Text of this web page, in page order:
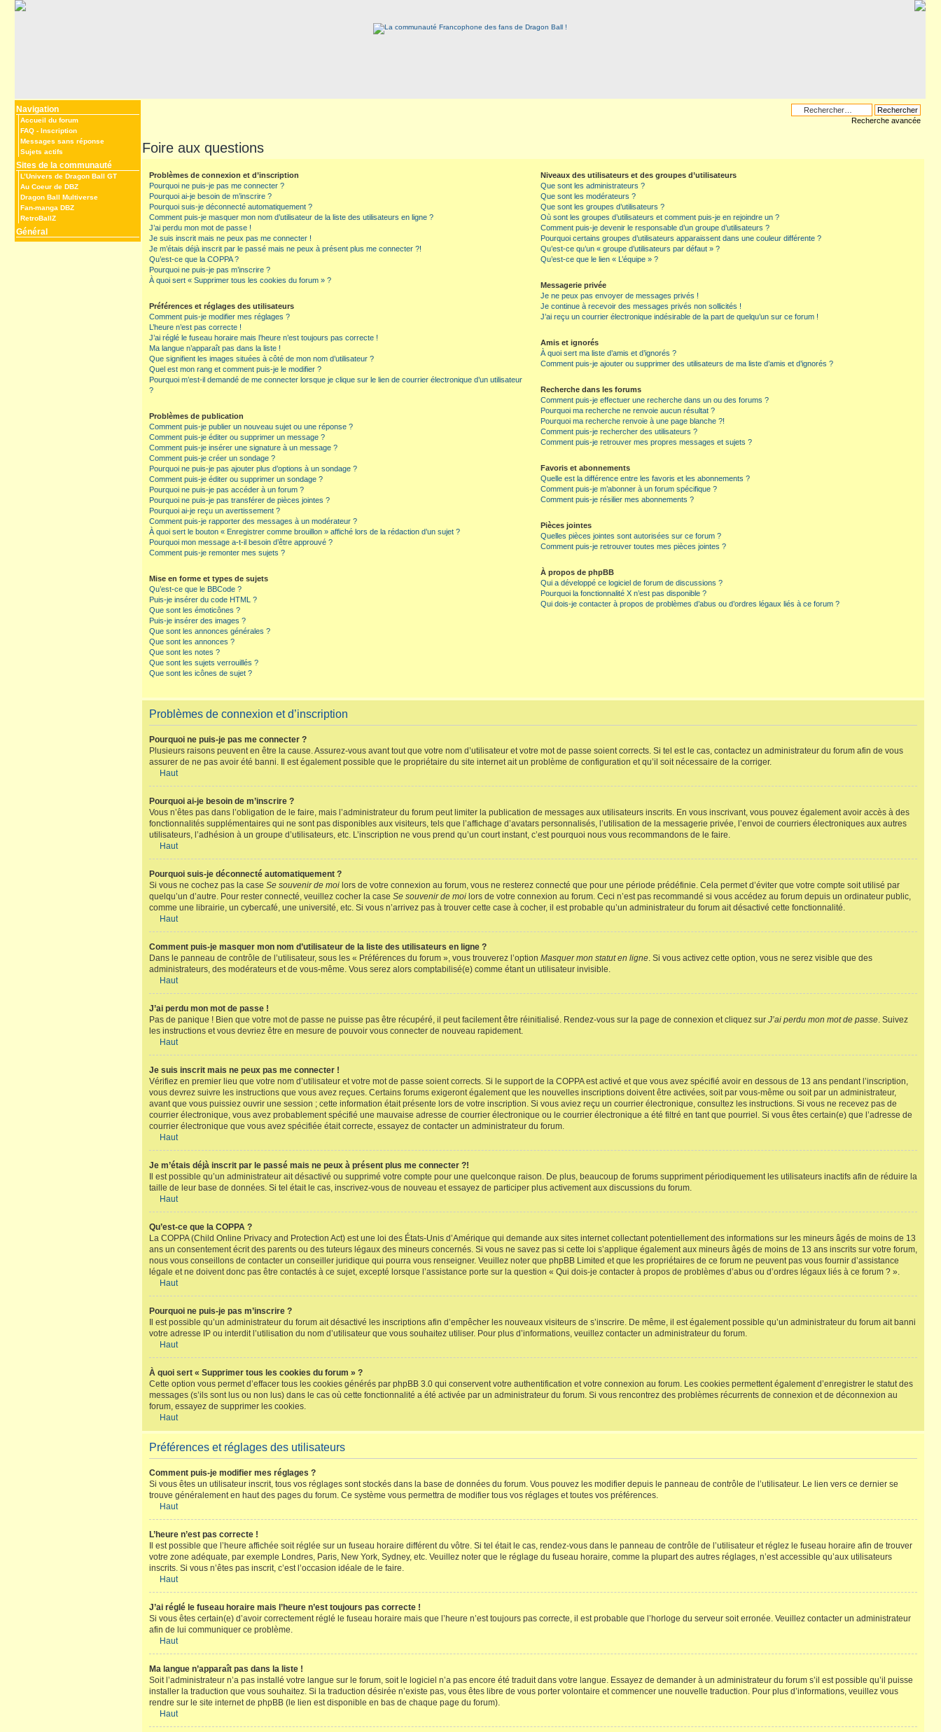
Navigation
Accueil du forum
FAQ - Inscription
Messages sans réponse
Sujets actifs
Sites de la communauté
L’Univers de Dragon Ball GT
Au Coeur de DBZ
Dragon Ball Multiverse
Fan-manga DBZ
RetroBallZ
Général
Recherche avancée
Foire aux questions
Problèmes de connexion et d’inscription
Pourquoi ne puis-je pas me connecter ?
Pourquoi ai-je besoin de m’inscrire ?
Pourquoi suis-je déconnecté automatiquement ?
Comment puis-je masquer mon nom d’utilisateur de la liste des utilisateurs en ligne ?
J’ai perdu mon mot de passe !
Je suis inscrit mais ne peux pas me connecter !
Je m’étais déjà inscrit par le passé mais ne peux à présent plus me connecter ?!
Qu’est-ce que la COPPA ?
Pourquoi ne puis-je pas m’inscrire ?
À quoi sert « Supprimer tous les cookies du forum » ?
Préférences et réglages des utilisateurs
Comment puis-je modifier mes réglages ?
L’heure n’est pas correcte !
J’ai réglé le fuseau horaire mais l’heure n’est toujours pas correcte !
Ma langue n’apparaît pas dans la liste !
Que signifient les images situées à côté de mon nom d’utilisateur ?
Quel est mon rang et comment puis-je le modifier ?
Pourquoi m’est-il demandé de me connecter lorsque je clique sur le lien de courrier électronique d’un utilisateur
?
Problèmes de publication
Comment puis-je publier un nouveau sujet ou une réponse ?
Comment puis-je éditer ou supprimer un message ?
Comment puis-je insérer une signature à un message ?
Comment puis-je créer un sondage ?
Pourquoi ne puis-je pas ajouter plus d’options à un sondage ?
Comment puis-je éditer ou supprimer un sondage ?
Pourquoi ne puis-je pas accéder à un forum ?
Pourquoi ne puis-je pas transférer de pièces jointes ?
Pourquoi ai-je reçu un avertissement ?
Comment puis-je rapporter des messages à un modérateur ?
À quoi sert le bouton « Enregistrer comme brouillon » affiché lors de la rédaction d’un sujet ?
Pourquoi mon message a-t-il besoin d’être approuvé ?
Comment puis-je remonter mes sujets ?
Mise en forme et types de sujets
Qu’est-ce que le BBCode ?
Puis-je insérer du code HTML ?
Que sont les émoticônes ?
Puis-je insérer des images ?
Que sont les annonces générales ?
Que sont les annonces ?
Que sont les notes ?
Que sont les sujets verrouillés ?
Que sont les icônes de sujet ?
Niveaux des utilisateurs et des groupes d’utilisateurs
Que sont les administrateurs ?
Que sont les modérateurs ?
Que sont les groupes d’utilisateurs ?
Où sont les groupes d’utilisateurs et comment puis-je en rejoindre un ?
Comment puis-je devenir le responsable d’un groupe d’utilisateurs ?
Pourquoi certains groupes d’utilisateurs apparaissent dans une couleur différente ?
Qu’est-ce qu’un « groupe d’utilisateurs par défaut » ?
Qu’est-ce que le lien « L’équipe » ?
Messagerie privée
Je ne peux pas envoyer de messages privés !
Je continue à recevoir des messages privés non sollicités !
J’ai reçu un courrier électronique indésirable de la part de quelqu’un sur ce forum !
Amis et ignorés
À quoi sert ma liste d’amis et d’ignorés ?
Comment puis-je ajouter ou supprimer des utilisateurs de ma liste d’amis et d’ignorés ?
Recherche dans les forums
Comment puis-je effectuer une recherche dans un ou des forums ?
Pourquoi ma recherche ne renvoie aucun résultat ?
Pourquoi ma recherche renvoie à une page blanche ?!
Comment puis-je rechercher des utilisateurs ?
Comment puis-je retrouver mes propres messages et sujets ?
Favoris et abonnements
Quelle est la différence entre les favoris et les abonnements ?
Comment puis-je m’abonner à un forum spécifique ?
Comment puis-je résilier mes abonnements ?
Pièces jointes
Quelles pièces jointes sont autorisées sur ce forum ?
Comment puis-je retrouver toutes mes pièces jointes ?
À propos de phpBB
Qui a développé ce logiciel de forum de discussions ?
Pourquoi la fonctionnalité X n’est pas disponible ?
Qui dois-je contacter à propos de problèmes d’abus ou d’ordres légaux liés à ce forum ?
Problèmes de connexion et d’inscription
Pourquoi ne puis-je pas me connecter ?
Plusieurs raisons peuvent en être la cause. Assurez-vous avant tout que votre nom d’utilisateur et votre mot de passe soient corrects. Si tel est le cas, contactez un administrateur du forum afin de vous
assurer de ne pas avoir été banni. Il est également possible que le propriétaire du site internet ait un problème de configuration et qu’il soit nécessaire de la corriger.
Haut
Pourquoi ai-je besoin de m’inscrire ?
Vous n’êtes pas dans l’obligation de le faire, mais l’administrateur du forum peut limiter la publication de messages aux utilisateurs inscrits. En vous inscrivant, vous pouvez également avoir accès à des
fonctionnalités supplémentaires qui ne sont pas disponibles aux visiteurs, tels que l’affichage d’avatars personnalisés, l’utilisation de la messagerie privée, l’envoi de courriers électroniques aux autres
utilisateurs, l’adhésion à un groupe d’utilisateurs, etc. L’inscription ne vous prend qu’un court instant, c’est pourquoi nous vous recommandons de le faire.
Haut
Pourquoi suis-je déconnecté automatiquement ?
Si vous ne cochez pas la case Se souvenir de moi lors de votre connexion au forum, vous ne resterez connecté que pour une période prédéfinie. Cela permet d’éviter que votre compte soit utilisé par
quelqu’un d’autre. Pour rester connecté, veuillez cocher la case Se souvenir de moi lors de votre connexion au forum. Ceci n’est pas recommandé si vous accédez au forum depuis un ordinateur public,
comme une librairie, un cybercafé, une université, etc. Si vous n’arrivez pas à trouver cette case à cocher, il est probable qu’un administrateur du forum ait désactivé cette fonctionnalité.
Haut
Comment puis-je masquer mon nom d’utilisateur de la liste des utilisateurs en ligne ?
Dans le panneau de contrôle de l’utilisateur, sous les « Préférences du forum », vous trouverez l’option Masquer mon statut en ligne. Si vous activez cette option, vous ne serez visible que des
administrateurs, des modérateurs et de vous-même. Vous serez alors comptabilisé(e) comme étant un utilisateur invisible.
Haut
J’ai perdu mon mot de passe !
Pas de panique ! Bien que votre mot de passe ne puisse pas être récupéré, il peut facilement être réinitialisé. Rendez-vous sur la page de connexion et cliquez sur J’ai perdu mon mot de passe. Suivez
les instructions et vous devriez être en mesure de pouvoir vous connecter de nouveau rapidement.
Haut
Je suis inscrit mais ne peux pas me connecter !
Vérifiez en premier lieu que votre nom d’utilisateur et votre mot de passe soient corrects. Si le support de la COPPA est activé et que vous avez spécifié avoir en dessous de 13 ans pendant l’inscription,
vous devrez suivre les instructions que vous avez reçues. Certains forums exigeront également que les nouvelles inscriptions doivent être activées, soit par vous-même ou soit par un administrateur,
avant que vous puissiez ouvrir une session ; cette information était présente lors de votre inscription. Si vous aviez reçu un courrier électronique, consultez les instructions. Si vous ne recevez pas de
courrier électronique, vous avez probablement spécifié une mauvaise adresse de courrier électronique ou le courrier électronique a été filtré en tant que pourriel. Si vous êtes certain(e) que l’adresse de
courrier électronique que vous avez spécifiée était correcte, essayez de contacter un administrateur du forum.
Haut
Je m’étais déjà inscrit par le passé mais ne peux à présent plus me connecter ?!
Il est possible qu’un administrateur ait désactivé ou supprimé votre compte pour une quelconque raison. De plus, beaucoup de forums suppriment périodiquement les utilisateurs inactifs afin de réduire la
taille de leur base de données. Si tel était le cas, inscrivez-vous de nouveau et essayez de participer plus activement aux discussions du forum.
Haut
Qu’est-ce que la COPPA ?
La COPPA (Child Online Privacy and Protection Act) est une loi des États-Unis d’Amérique qui demande aux sites internet collectant potentiellement des informations sur les mineurs âgés de moins de 13
ans un consentement écrit des parents ou des tuteurs légaux des mineurs concernés. Si vous ne savez pas si cette loi s’applique également aux mineurs âgés de moins de 13 ans inscrits sur votre forum,
nous vous conseillons de contacter un conseiller juridique qui pourra vous renseigner. Veuillez noter que phpBB Limited et que les propriétaires de ce forum ne peuvent pas vous fournir d’assistance
légale et ne doivent donc pas être contactés à ce sujet, excepté lorsque l’assistance porte sur la question « Qui dois-je contacter à propos de problèmes d’abus ou d’ordres légaux liés à ce forum ? ».
Haut
Pourquoi ne puis-je pas m’inscrire ?
Il est possible qu’un administrateur du forum ait désactivé les inscriptions afin d’empêcher les nouveaux visiteurs de s’inscrire. De même, il est également possible qu’un administrateur du forum ait banni
votre adresse IP ou interdit l’utilisation du nom d’utilisateur que vous souhaitez utiliser. Pour plus d’informations, veuillez contacter un administrateur du forum.
Haut
À quoi sert « Supprimer tous les cookies du forum » ?
Cette option vous permet d’effacer tous les cookies générés par phpBB 3.0 qui conservent votre authentification et votre connexion au forum. Les cookies permettent également d’enregistrer le statut des
messages (s’ils sont lus ou non lus) dans le cas où cette fonctionnalité a été activée par un administrateur du forum. Si vous rencontrez des problèmes récurrents de connexion et de déconnexion au
forum, essayez de supprimer les cookies.
Haut
Préférences et réglages des utilisateurs
Comment puis-je modifier mes réglages ?
Si vous êtes un utilisateur inscrit, tous vos réglages sont stockés dans la base de données du forum. Vous pouvez les modifier depuis le panneau de contrôle de l’utilisateur. Le lien vers ce dernier se
trouve généralement en haut des pages du forum. Ce système vous permettra de modifier tous vos réglages et toutes vos préférences.
Haut
L’heure n’est pas correcte !
Il est possible que l’heure affichée soit réglée sur un fuseau horaire différent du vôtre. Si tel était le cas, rendez-vous dans le panneau de contrôle de l’utilisateur et réglez le fuseau horaire afin de trouver
votre zone adéquate, par exemple Londres, Paris, New York, Sydney, etc. Veuillez noter que le réglage du fuseau horaire, comme la plupart des autres réglages, n’est accessible qu’aux utilisateurs
inscrits. Si vous n’êtes pas inscrit, c’est l’occasion idéale de le faire.
Haut
J’ai réglé le fuseau horaire mais l’heure n’est toujours pas correcte !
Si vous êtes certain(e) d’avoir correctement réglé le fuseau horaire mais que l’heure n’est toujours pas correcte, il est probable que l’horloge du serveur soit erronée. Veuillez contacter un administrateur
afin de lui communiquer ce problème.
Haut
Ma langue n’apparaît pas dans la liste !
Soit l’administrateur n’a pas installé votre langue sur le forum, soit le logiciel n’a pas encore été traduit dans votre langue. Essayez de demander à un administrateur du forum s’il est possible qu’il puisse
installer la traduction que vous souhaitez. Si la traduction désirée n’existe pas, vous êtes libre de vous porter volontaire et commencer une nouvelle traduction. Pour plus d’informations, veuillez vous
rendre sur le site internet de phpBB (le lien est disponible en bas de chaque page du forum).
Haut